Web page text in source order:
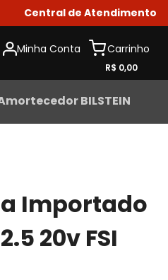
Central de Atendimento
Minha Conta
R$ 0,00
BILSTEIN
Importado
20v FSI